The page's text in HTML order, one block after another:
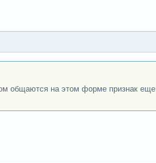
общаются на этом форме признак еще